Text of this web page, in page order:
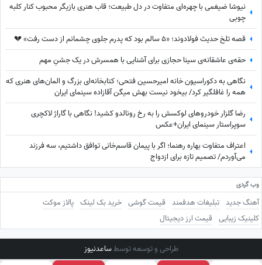
نیوشا ضیغمی با چهره‌ای متفاوت در دل طبیعت؛ قاب هنری بازیگر محبوب کنار کلبه
چوبی
قصه تلخ حدیث فولادوند؛ «5 سالم بود که پدرم جلوی چشمانم از دست رفت» 💔
حقه‌ی عاشقانه‌ی سینا حجازی برای آشنایی با همسرش در یک جشنِ مهم
نگاهی به دکوراسیون خانه امیرحسین فتحی؛ کتابخانه‌ای بزرگ و المان‌های هنری که
همه را غافلگیر کرد/ بیخود نیست بهش میگن آقازاده سینمای ایران
رضا گلزار خودروهای لوکسش را به رخ رونالدو کشید! نگاهی با گاراژ لاکچری
سوپراستار سینمای ایران+عکس
اعتراف متفاوت بهاره رهنما؛ اگر با پیمان قاسم‌خانی توافق داشتیم، سه فرزند
می‌آوردم/ تصمیم تازه برای ازدواج
وب گردی
آهنگ جدید تبلیغات هدفمند قیمت گوشی خرید بک لینک پالاز موکت
کلینیک زیبایی قیمت ارز دیجیتال
طراحی و توسعه توسطساعدنیوز